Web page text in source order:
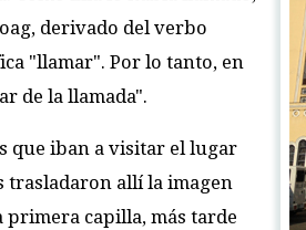
derivado del verbo
"llamar". Por lo tanto, en
de la llamada".
que iban a visitar el lugar
trasladaron allí la imagen
capilla, más tarde